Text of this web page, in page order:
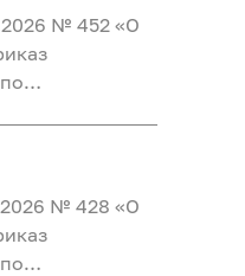
федерального
№ 452 «О
добычи
№ 428 «О